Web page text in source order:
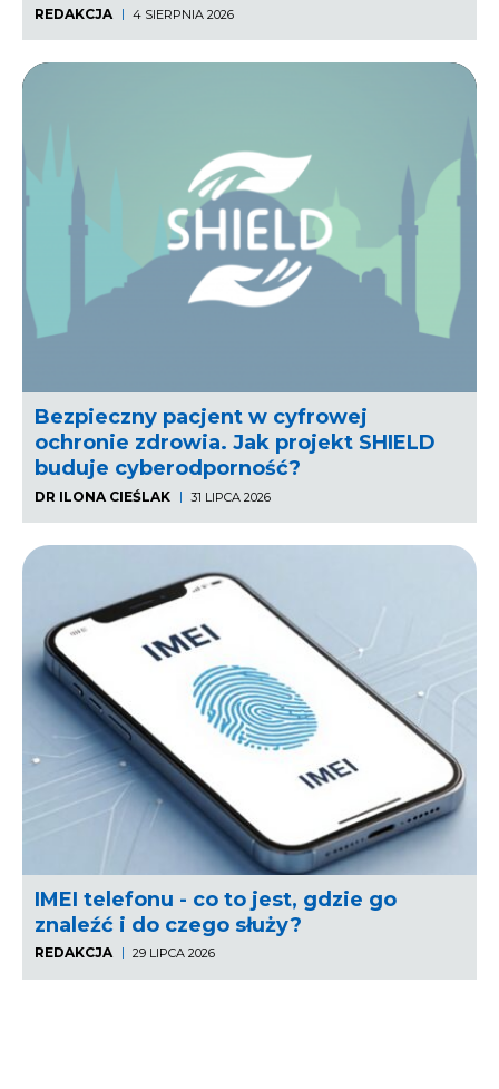
REDAKCJA 4 SIERPNIA 2026
Bezpieczny pacjent w cyfrowej
ochronie zdrowia. Jak projekt SHIELD
buduje cyberodporność?
DR ILONA CIEŚLAK 31 LIPCA 2026
IMEI telefonu - co to jest, gdzie go
znaleźć i do czego służy?
REDAKCJA 29 LIPCA 2026